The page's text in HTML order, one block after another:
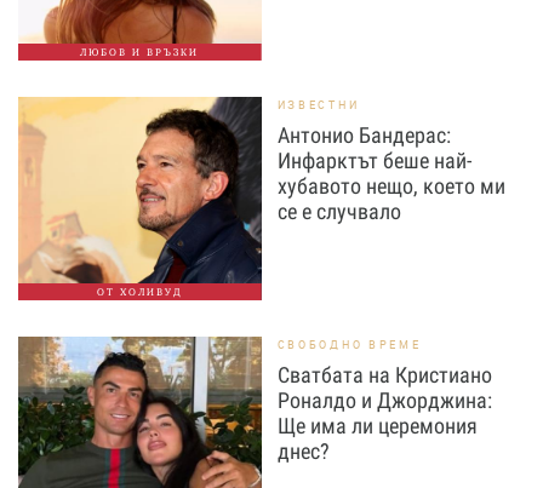
ЛЮБОВ И ВРЪЗКИ
ОТ ХОЛИВУД
ИЗВЕСТНИ
Антонио Бандерас:
Инфарктът беше най-
хубавото нещо, което ми
се е случвало
СВОБОДНО ВРЕМЕ
Сватбата на Кристиано
Роналдо и Джорджина:
Ще има ли церемония
днес?